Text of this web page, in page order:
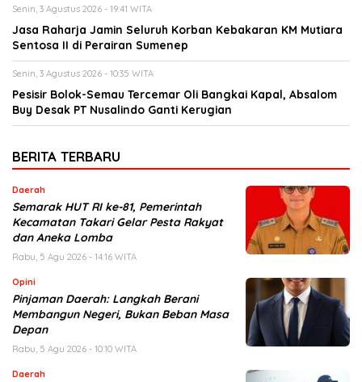
Senin, 3 Agustus 2026 - 19:41 WITA
Jasa Raharja Jamin Seluruh Korban Kebakaran KM Mutiara
Sentosa II di Perairan Sumenep
Senin, 3 Agustus 2026 - 10:35 WITA
Pesisir Bolok-Semau Tercemar Oli Bangkai Kapal, Absalom
Buy Desak PT Nusalindo Ganti Kerugian
BERITA TERBARU
Daerah
Semarak HUT RI ke-81, Pemerintah
Kecamatan Takari Gelar Pesta Rakyat
dan Aneka Lomba
Rabu, 5 Agu 2026 - 14:16 WITA
Opini
Pinjaman Daerah: Langkah Berani
Membangun Negeri, Bukan Beban Masa
Depan
Rabu, 5 Agu 2026 - 10:10 WITA
Daerah